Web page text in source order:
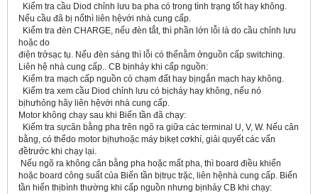
Kiểm tra cầu Diod chỉnh lưu ba pha có trong tình trạng tốt hay không.
Nếu cầu đã bị nổthì liên hệvới nhà cung cấp.
Kiểm tra đèn CHARGE, nếu đèn tắt, thì phần lớn lỗi là do cầu chỉnh lưu
hoặc do
điện trởsạc tụ. Nếu đèn sáng thì lỗi có thểnằm ởnguồn cấp switching.
Liên hệ nhà cung cấp.. CB bịnhảy khi cấp nguồn:
Kiểm tra mạch cấp nguồn có chạm đất hay bịngắn mạch hay không.
Kiểm tra xem cầu Diod chỉnh lưu có bịcháy hay không, nếu nó
bịhưhỏng hãy liên hệvới nhà cung cấp.
Motor không chạy sau khi Biến tần đã chạy:
Kiểm tra sựcân bằng pha trên ngõ ra giữa các terminal U, V, W. Nếu cân
bằng, có thểdo motor bịhưhoặc máy bịkẹt cơkhí, giải quyết các vấn
đềtrước khi chạy lại.
Nếu ngõ ra không cân bằng pha hoặc mất pha, thì board điều khiển
hoặc board công suất của Biến tần bịtrục trặc, liên hệnhà cung cấp. Biến
tần hiển thịbình thường khi cấp nguồn nhưng bịnhảy CB khi chạy: